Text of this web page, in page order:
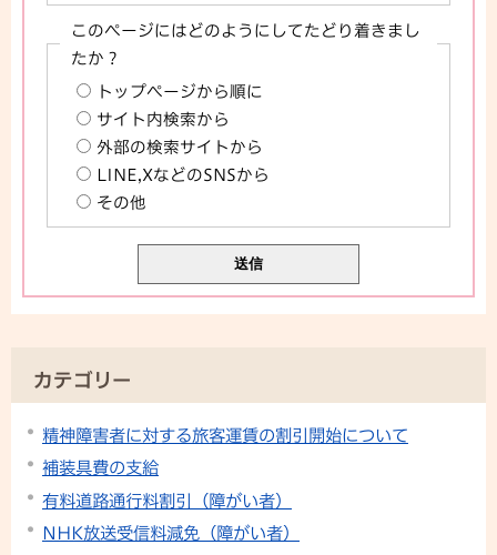
このページにはどのようにしてたどり着きまし
たか？
トップページから順に
サイト内検索から
外部の検索サイトから
LINE,XなどのSNSから
その他
カテゴリー
精神障害者に対する旅客運賃の割引開始について
補装具費の支給
有料道路通行料割引（障がい者）
NHK放送受信料減免（障がい者）